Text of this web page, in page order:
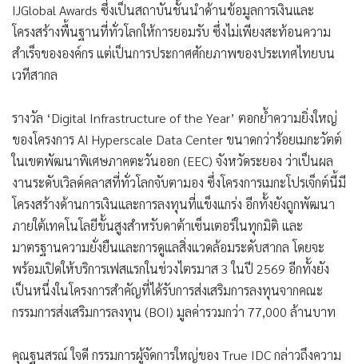
IJGlobal Awards ซึ่งเป็นสถาบันชั้นนำด้านข้อมูลการเงินและ
โครงสร้างพื้นฐานที่ทั่วโลกให้การยอมรับ ซึ่งไม่เพียงสะท้อนความ
สำเร็จขององค์กร แต่เป็นการประกาศศักยภาพของประเทศไทยบน
เวทีสากล
รางวัล ‘Digital Infrastructure of the Year’ ตอกย้ำความยิ่งใหญ่
ของโครงการ AI Hyperscale Data Center ขนาดกว่าร้อยเมกะวัตต์
ในเขตพัฒนาพิเศษภาคตะวันออก (EEC) จังหวัดระยอง ว่าเป็นผล
งานระดับเวิลด์คลาสที่ทั่วโลกจับตามอง ซึ่งโครงการเมกะโปรเจ็กต์นี้มี
โครงสร้างด้านการเงินและการลงทุนที่แข็งแกร่ง อีกทั้งยังถูกพัฒนา
ภายใต้เทคโนโลยีขั้นสูงสำหรับดาต้าเซ็นเตอร์ในทุกมิติ และ
มาตรฐานความยั่งยืนและการดูแลสิ่งแวดล้อมระดับสากล โดยจะ
พร้อมเปิดให้บริการเฟสแรกในช่วงไตรมาส 3 ในปี 2569 อีกทั้งยัง
เป็นหนึ่งในโครงการสำคัญที่ได้รับการส่งเสริมการลงทุนจากคณะ
กรรมการส่งเสริมการลงทุน (BOI) มูลค่ารวมกว่า 77,000 ล้านบาท
คุณฐนสรณ์ ใจดี กรรมการผู้จัดการใหญ่ของ True IDC กล่าวถึงความ